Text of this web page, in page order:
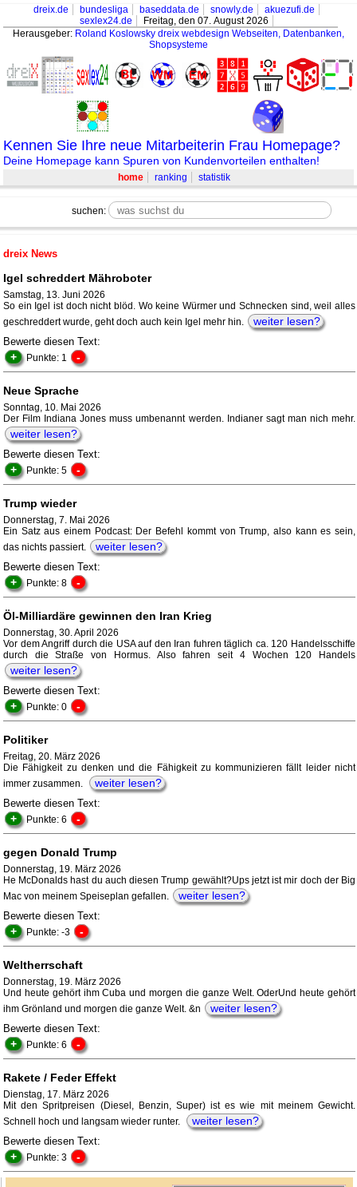
dreix.de bundesliga baseddata.de snowly.de
akuezufi.de
sexlex24.de
Freitag, den 07. August 2026
Herausgeber: Roland Koslowsky dreix webdesign Webseiten, Datenbanken,
Shopsysteme
Kennen Sie Ihre neue Mitarbeiterin Frau Homepage?
Deine Homepage kann Spuren von Kundenvorteilen enthalten!
home ranking statistik
suchen:
dreix News
Igel schreddert Mähroboter
Samstag, 13. Juni 2026
So ein Igel ist doch nicht blöd. Wo keine Würmer und Schnecken sind, weil alles
geschreddert wurde, geht doch auch kein Igel mehr hin.
weiter lesen?
Bewerte diesen Text:
+ Punkte: 1 -
Neue Sprache
Sonntag, 10. Mai 2026
Der Film Indiana Jones muss umbenannt werden. Indianer sagt man nich mehr.
weiter lesen?
Bewerte diesen Text:
+ Punkte: 5 -
Trump wieder
Donnerstag, 7. Mai 2026
Ein Satz aus einem Podcast: Der Befehl kommt von Trump, also kann es sein,
das nichts passiert.
weiter lesen?
Bewerte diesen Text:
+ Punkte: 8 -
Öl-Milliardäre gewinnen den Iran Krieg
Donnerstag, 30. April 2026
Vor dem Angriff durch die USA auf den Iran fuhren täglich ca. 120 Handelsschiffe
durch die Straße von Hormus. Also fahren seit 4 Wochen 120 Handels
weiter lesen?
Bewerte diesen Text:
+ Punkte: 0 -
Politiker
Freitag, 20. März 2026
Die Fähigkeit zu denken und die Fähigkeit zu kommunizieren fällt leider nicht
immer zusammen.
weiter lesen?
Bewerte diesen Text:
+ Punkte: 6 -
gegen Donald Trump
Donnerstag, 19. März 2026
He McDonalds hast du auch diesen Trump gewählt?Ups jetzt ist mir doch der Big
Mac von meinem Speiseplan gefallen.
weiter lesen?
Bewerte diesen Text:
+ Punkte: -3 -
Weltherrschaft
Donnerstag, 19. März 2026
Und heute gehört ihm Cuba und morgen die ganze Welt. OderUnd heute gehört
ihm Grönland und morgen die ganze Welt. &n
weiter lesen?
Bewerte diesen Text:
+ Punkte: 6 -
Rakete / Feder Effekt
Dienstag, 17. März 2026
Mit den Spritpreisen (Diesel, Benzin, Super) ist es wie mit meinem Gewicht.
Schnell hoch und langsam wieder runter.
weiter lesen?
Bewerte diesen Text:
+ Punkte: 3 -